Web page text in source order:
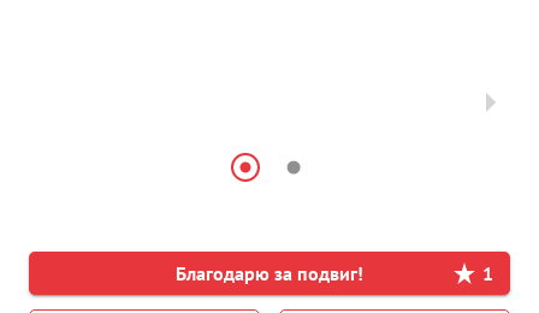
Благодарю за подвиг! 1